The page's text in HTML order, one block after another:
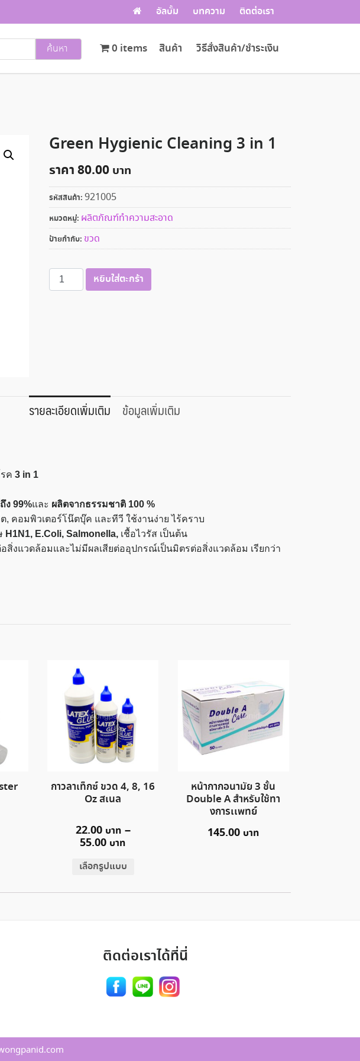
อัลบั้ม บทความ ติดต่อเรา
ค้นหา สินค้า วิธีสั่งสินค้า/ชำระเงิน
0 items
Green Hygienic Cleaning 3 in 1
ราคา80.00
รหัสสินค้า: 921005
หมวดหมู่: ผลิตภัณฑ์ทำความสะอาด
ป้ายกำกับ: ขวด
จำนวน
Green
หยิบใส่ตะกร้า
รายละเอียดเพิ่มเติม ข้อมูลเพิ่มเติม
ค 3 in 1
ง 99%และ ผลิตจากธรรมชาติ 100 %
คอมพิวเตอร์โน๊ตบุ๊ค และทีวี ใช้งานง่าย ไร้คราบ
H1N1, E.Coli, Salmonella,เชื้อไวรัส เป็นต้น
สิ่งแวดล้อมและไม่มีผลเสียต่ออุปกรณ์เป็นมิตรต่อสิ่งแวดล้อม เรียกว่า
กาวลาเท็กซ์ ขวด 4, 8, 16
Oz สเนล
22.00
–
55.00
เลือกรูปแบบ
หน้ากากอนามัย 3 ชั้น
Double A สำหรับใช้ทา
งการเเพทย์
145.00
ติดต่อเราได้ที่นี่